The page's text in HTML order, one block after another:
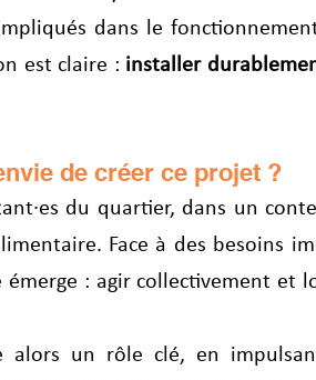
dans le
est claire : installer
de créer ce projet ?
du quartier, dans un
Face à des besoins
: agir collectivement et
alors un rôle clé, en